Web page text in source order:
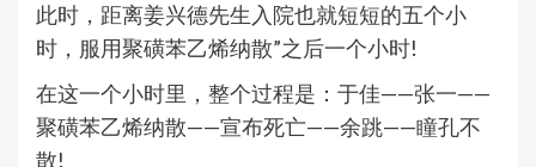
此时，距离姜兴德先生入院也就短短的五个小
时，服用聚磺苯乙烯纳散”之后一个小时!
在这一个小时里，整个过程是：于佳——张一——
聚磺苯乙烯纳散——宣布死亡——余跳——瞳孔不
散!